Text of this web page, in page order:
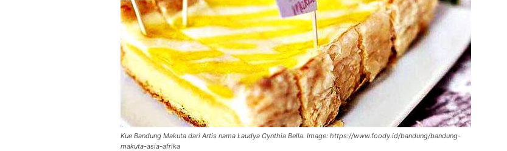
Kue Bandung Makuta dari Artis nama Laudya Cynthia Bella. Image: https://www.foody.id/bandung/bandung-
makuta-asia-afrika